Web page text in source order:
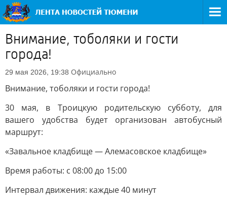
Внимание, тоболяки и гости
города!
29 мая 2026, 19:38 Официально
Внимание, тоболяки и гости города!
30 мая, в Троицкую родительскую субботу, для
вашего удобства будет организован автобусный
маршрут:
«Завальное кладбище — Алемасовское кладбище»
Время работы: с 08:00 до 15:00
Интервал движения: каждые 40 минут